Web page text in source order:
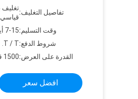
تفاصيل التغليف:
قياسي
وقت التسليم:7-15 أيام （تفاوض）
شروط الدفع:T / T.
القدرة على العرض:1500 قطعة / أسبوع
افضل سعر